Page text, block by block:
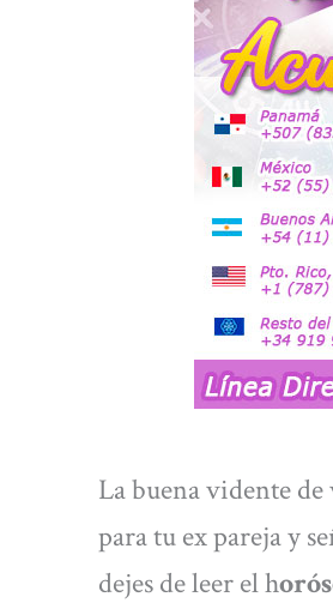
La buena vidente
para tu ex pareja y
dejes de leer el h